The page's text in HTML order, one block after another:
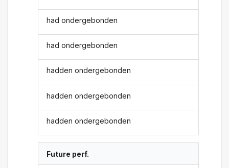
had ondergebonden
had ondergebonden
hadden ondergebonden
hadden ondergebonden
hadden ondergebonden
Future perf.